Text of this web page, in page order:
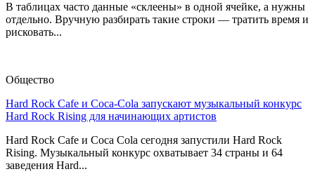
В таблицах часто данные «склеены» в одной ячейке, а нужны
отдельно. Вручную разбирать такие строки — тратить время и
рисковать...
Общество
Hard Rock Cafe и Coca-Cola запускают музыкальный конкурс
Hard Rock Rising для начинающих артистов
Hard Rock Cafe и Coca Cola сегодня запустили Hard Rock
Rising. Музыкальный конкурс охватывает 34 страны и 64
заведения Hard...